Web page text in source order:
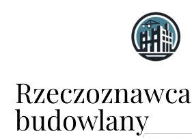
Rzeczoznawca
budowlany